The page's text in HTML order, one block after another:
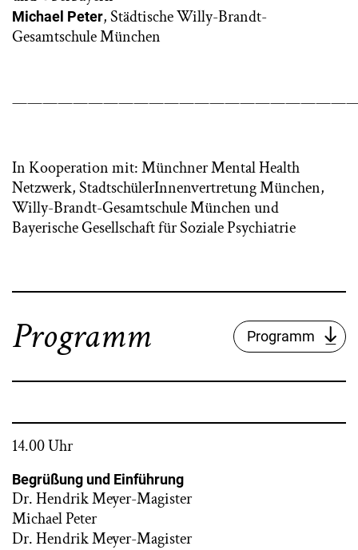
Michael Peter, Städtische Willy-Brandt-
Gesamtschule München
In Kooperation mit: Münchner Mental Health
Netzwerk, StadtschülerInnenvertretung München,
Willy-Brandt-Gesamtschule München und
Bayerische Gesellschaft für Soziale Psychiatrie
Programm Programm
14.00 Uhr
Begrüßung und Einführung
Dr. Hendrik Meyer-Magister
Michael Peter
Dr. Hendrik Meyer-Magister